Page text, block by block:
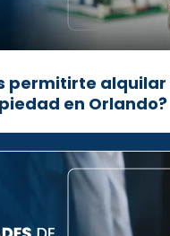
permitirte alquilar
en Orlando?